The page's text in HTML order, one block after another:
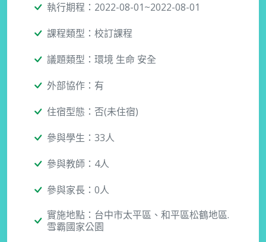
執行期程：2022-08-01~2022-08-01
課程類型：校訂課程
議題類型：環境 生命 安全
外部協作：有
住宿型態：否(未住宿)
參與學生：33人
參與教師：4人
參與家長：0人
實施地點：台中市太平區、和平區松鶴地區.
雪霸國家公園